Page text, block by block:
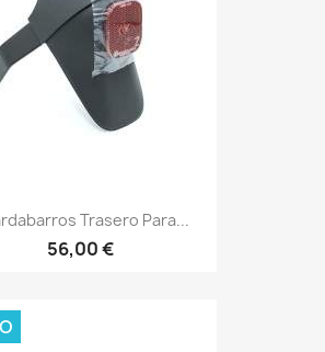
Trasero Para...
56,00 €